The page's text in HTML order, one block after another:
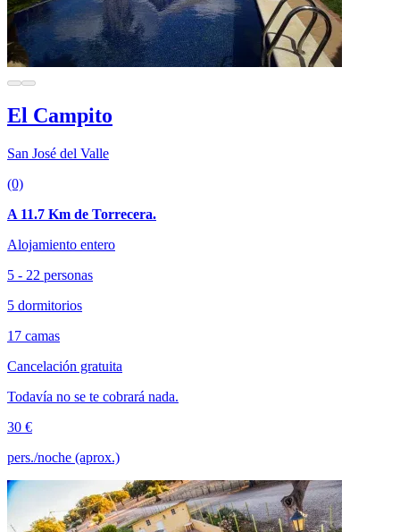
El Campito
San José del Valle
(0)
A 11.7 Km de Torrecera.
Alojamiento entero
5 - 22 personas
5 dormitorios
17 camas
Cancelación gratuita
Todavía no se te cobrará nada.
30 €
pers./noche (aprox.)